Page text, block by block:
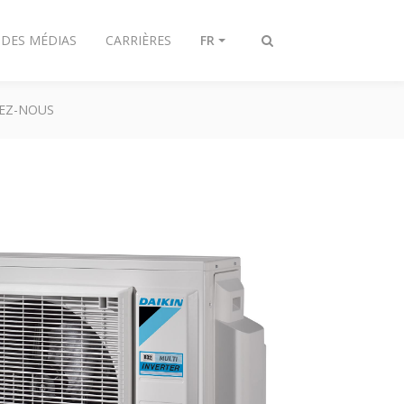
Afficher/masquer
MÉDIAS CARRIÈRES FR
NOUS